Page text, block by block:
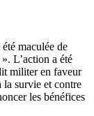
maculée de
L’action a été
militer en faveur
la survie et contre
les bénéfices